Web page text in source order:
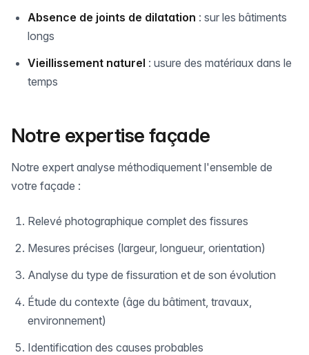
Absence de joints de dilatation : sur les bâtiments
longs
Vieillissement naturel : usure des matériaux dans le
temps
Notre expertise façade
Notre expert analyse méthodiquement l'ensemble de
votre façade :
Relevé photographique complet des fissures
Mesures précises (largeur, longueur, orientation)
Analyse du type de fissuration et de son évolution
Étude du contexte (âge du bâtiment, travaux,
environnement)
Identification des causes probables